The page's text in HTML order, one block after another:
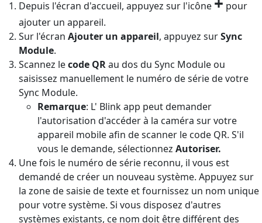
Depuis l'écran d'accueil, appuyez sur l'icône
pour
ajouter un appareil.
Sur l'écran Ajouter un appareil, appuyez surSync
Module.
Scannez lecode QRau dos du Sync Module ou
saisissez manuellement le numéro de série de votre
Sync Module.
Remarque: L' Blink app peut demander
l'autorisation d'accéder à la caméra sur votre
appareil mobile afin de scanner le code QR. S'il
vous le demande, sélectionnez Autoriser.
Une fois le numéro de série reconnu, il vous est
demandé de créer un nouveau système. Appuyez sur
la zone de saisie de texte et fournissez un nom unique
pour votre système. Si vous disposez d'autres
systèmes existants, ce nom doit être différent des